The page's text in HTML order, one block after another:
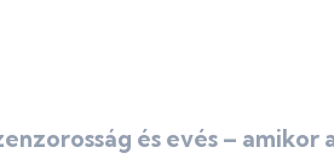
és evés – amikor